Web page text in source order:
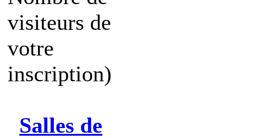
visiteurs de
votre
inscription)
Salles de